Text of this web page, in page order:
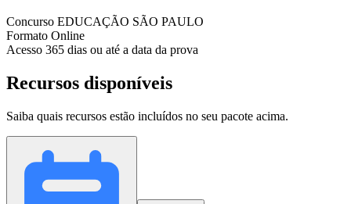
Concurso EDUCAÇÃO SÃO PAULO
Formato Online
Acesso 365 dias ou até a data da prova
Recursos disponíveis
Saiba quais recursos estão incluídos no seu pacote acima.